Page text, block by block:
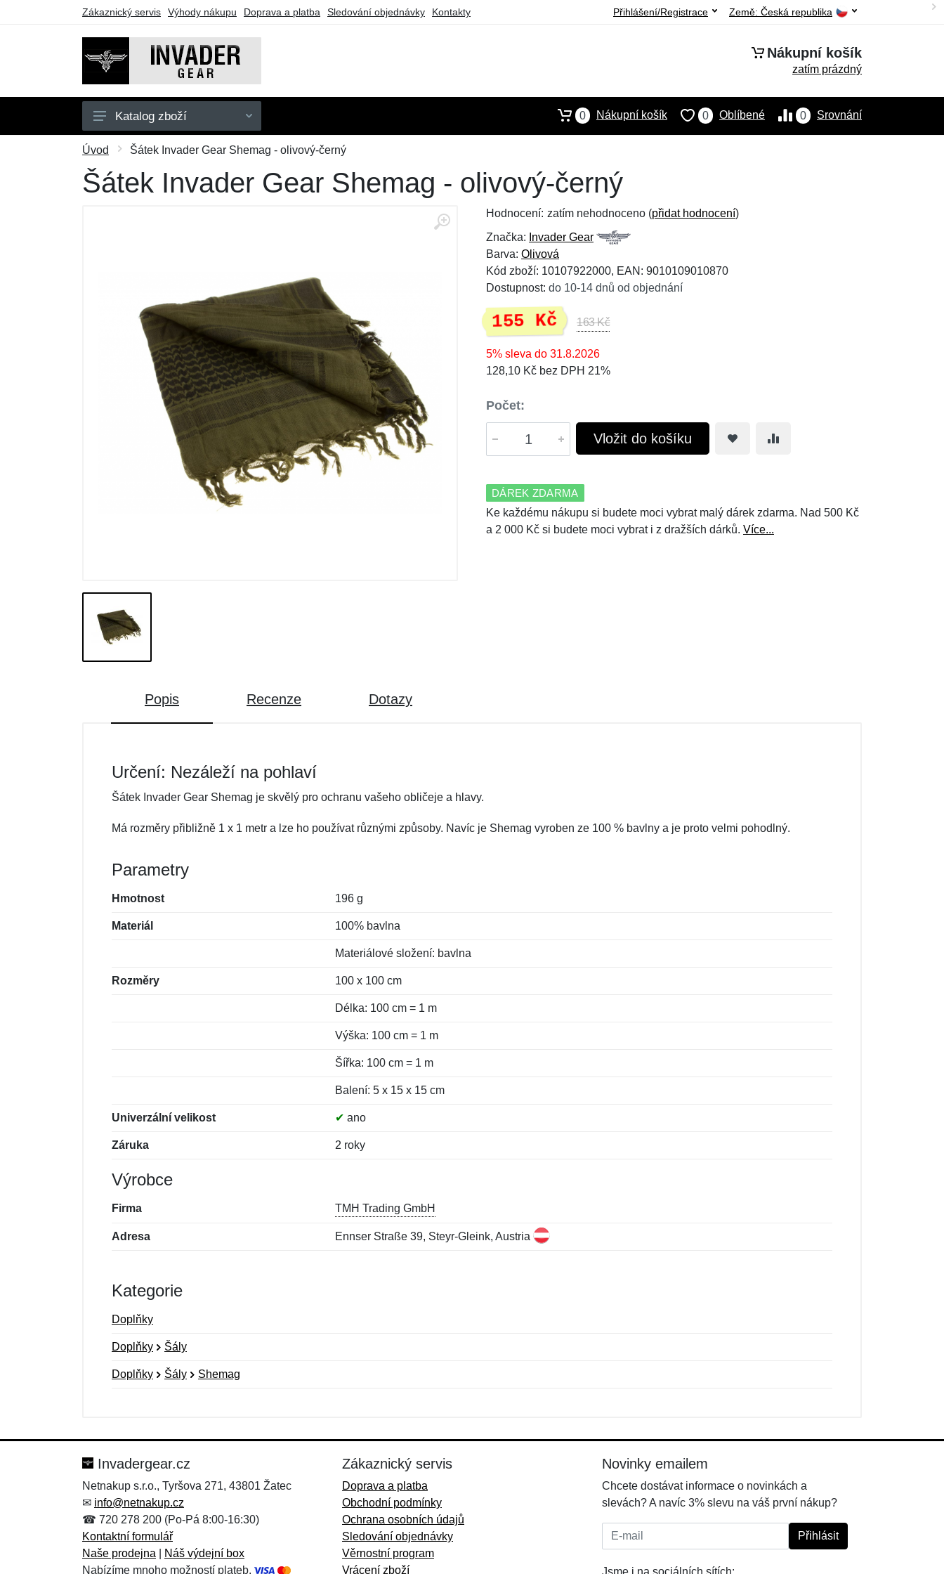
Zákaznický servis Výhody nákupu Doprava a platba Sledování objednávky Kontakty Země: Česká republika
Přihlášení/Registrace
Nákupní košík
zatím prázdný
Pánské
Doplňky
Katalog zboží 0 Srovnání
0 Oblíbené
0 Nákupní košík
Úvod Šátek Invader Gear Shemag - olivový-černý
Šátek Invader Gear Shemag - olivový-černý
Hodnocení: zatím nehodnoceno (přidat hodnocení)
Značka: Invader Gear
Barva: Olivová
Kód zboží: 10107922000, EAN: 9010109010870
Dostupnost: do 10-14 dnů od objednání
155 Kč 163 Kč
5% sleva do 31.8.2026
128,10 Kč bez DPH 21%
Počet:
Vložit do košíku
DÁREK ZDARMA
Ke každému nákupu si budete moci vybrat malý dárek zdarma. Nad 500 Kč
a 2 000 Kč si budete moci vybrat i z dražších dárků. Více...
Popis Recenze Dotazy
Určení: Nezáleží na pohlaví
Šátek Invader Gear Shemag je skvělý pro ochranu vašeho obličeje a hlavy.
Má rozměry přibližně 1 x 1 metr a lze ho používat různými způsoby. Navíc je Shemag vyroben ze 100 % bavlny a je proto velmi pohodlný.
Parametry
Hmotnost 196 g
Materiál 100% bavlna
Materiálové složení: bavlna
Rozměry 100 x 100 cm
Délka: 100 cm = 1 m
Výška: 100 cm = 1 m
Šířka: 100 cm = 1 m
Balení: 5 x 15 x 15 cm
Univerzální velikost ✔ ano
Záruka 2 roky
Výrobce
Firma TMH Trading GmbH
Adresa Ennser Straße 39, Steyr-Gleink, Austria
Kategorie
Doplňky
Doplňky Šály
Doplňky Šály Shemag
Zpráva*
Zpráva*
Invadergear.cz
Netnakup s.r.o., Tyršova 271, 43801 Žatec
✉ info@netnakup.cz
☎ 720 278 200 (Po-Pá 8:00-16:30)
Kontaktní formulář
Naše prodejna
Náš výdejní box
Nabízíme mnoho možností plateb.
Zákaznický servis
Doprava a platba
Obchodní podmínky
Ochrana osobních údajů
Sledování objednávky
Věrnostní program
Vrácení zboží
Novinky emailem
Chcete dostávat informace o novinkách a
slevách? A navíc 3% slevu na váš první nákup?
E-mail: Přihlásit
Jsme i na sociálních sítích: